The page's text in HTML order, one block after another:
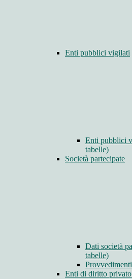
Enti pubblici vigilati
Enti pubblici
tabelle)
Società partecipate
Dati società
tabelle)
Provvedimenti
Enti di diritto